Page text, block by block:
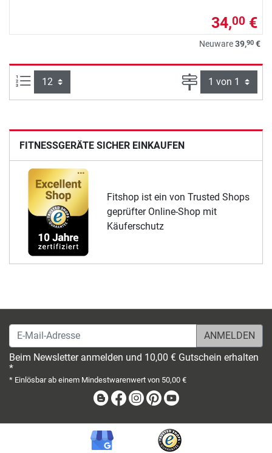
34,00 €
Neuware39,90 €
Artikel pro Seite: Seite
FITNESSGERÄTE SICHER EINKAUFEN
Fitshop ist ein von Trusted Shops
geprüfter Online-Shop mit
Käuferschutz
E-Mail-Adresse
Beim Newsletter anmelden und 10,00 € Gutschein erhalten
*
* Einlösbar ab einem Mindestwarenwert von 50,00 €
BlogFacebook
Instagram
Pinterest